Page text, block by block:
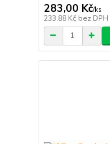
283,00 Kč/ks
233,88 Kč bez DPH